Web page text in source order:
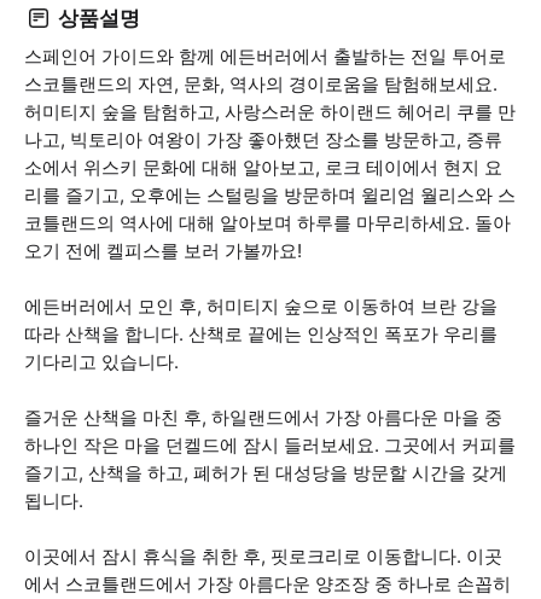
상품설명
스페인어 가이드와 함께 에든버러에서 출발하는 전일 투어로
스코틀랜드의 자연, 문화, 역사의 경이로움을 탐험해보세요.
허미티지 숲을 탐험하고, 사랑스러운 하이랜드 헤어리 쿠를 만
나고, 빅토리아 여왕이 가장 좋아했던 장소를 방문하고, 증류
소에서 위스키 문화에 대해 알아보고, 로크 테이에서 현지 요
리를 즐기고, 오후에는 스털링을 방문하며 윌리엄 월리스와 스
코틀랜드의 역사에 대해 알아보며 하루를 마무리하세요. 돌아
오기 전에 켈피스를 보러 가볼까요!
에든버러에서 모인 후, 허미티지 숲으로 이동하여 브란 강을
따라 산책을 합니다. 산책로 끝에는 인상적인 폭포가 우리를
기다리고 있습니다.
즐거운 산책을 마친 후, 하일랜드에서 가장 아름다운 마을 중
하나인 작은 마을 던켈드에 잠시 들러보세요. 그곳에서 커피를
즐기고, 산책을 하고, 폐허가 된 대성당을 방문할 시간을 갖게
됩니다.
이곳에서 잠시 휴식을 취한 후, 핏로크리로 이동합니다. 이곳
에서 스코틀랜드에서 가장 아름다운 양조장 중 하나로 손꼽히